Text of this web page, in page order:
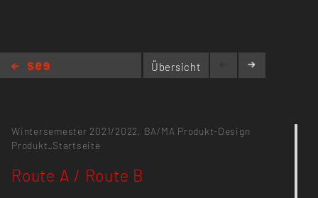
Übersicht
Wintersemester 2021/2022, BA/MA Produkt-Design
Produkt_Startseite
Route A / Route B